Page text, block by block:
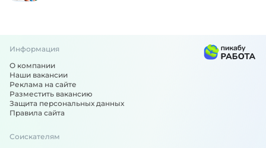
Информация
О компании
Наши вакансии
Реклама на сайте
Разместить вакансию
Защита персональных данных
Правила сайта
Соискателям